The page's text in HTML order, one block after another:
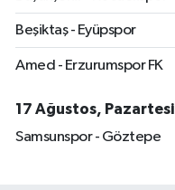
Beşiktaş - Eyüpspor
Amed - Erzurumspor FK
17 Ağustos, Pazartesi
Samsunspor - Göztepe